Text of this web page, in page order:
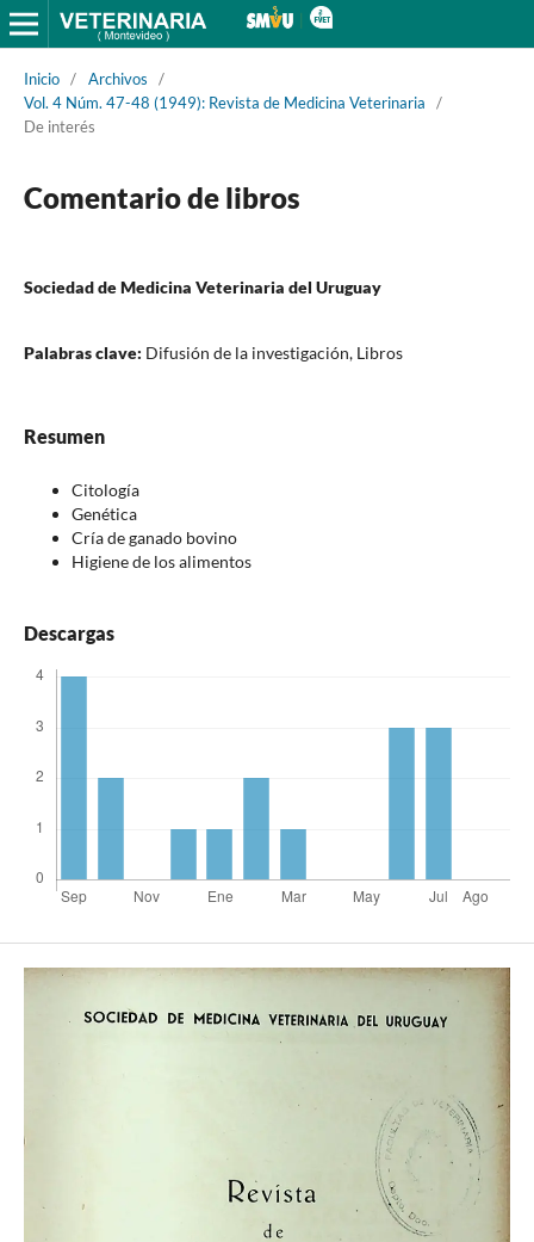
Inicio / Archivos
/
Vol. 4 Núm. 47-48 (1949): Revista de Medicina Veterinaria
/
De interés
Comentario de libros
Sociedad de Medicina Veterinaria del Uruguay
Palabras clave: Difusión de la investigación, Libros
Resumen
Citología
Genética
Cría de ganado bovino
Higiene de los alimentos
Descargas